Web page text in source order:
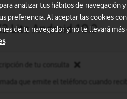
Lite Android 10.0
que emite el teléfono cuando
analizar tus hábitos de navegación
preferencia. Al aceptar las cookies
de tu navegador y no te llevará